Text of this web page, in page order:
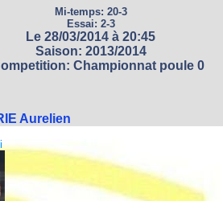
Mi-temps: 20-3
Essai: 2-3
Le 28/03/2014 à 20:45
Saison: 2013/2014
Championnat poule 0
Aurelien